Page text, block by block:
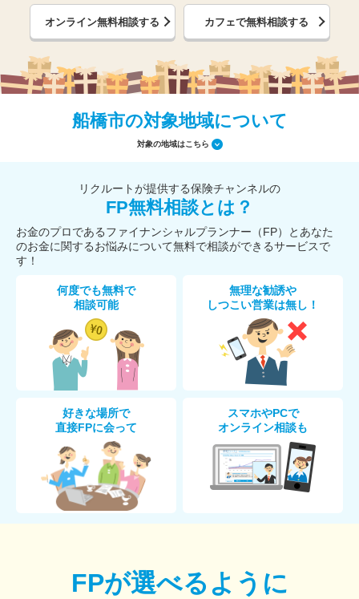
オンライン無料相談する カフェで無料相談する
船橋市の対象地域について
対象の地域はこちら
リクルートが提供する保険チャンネルの
FP無料相談とは？
お金のプロであるファイナンシャルプランナー（FP）とあなた
のお金に関するお悩みについて無料で相談ができるサービスで
す！
何度でも無料で
相談可能
無理な勧誘や
しつこい営業は無し！
好きな場所で
直接FPに会って
スマホやPCで
オンライン相談も
FPが選べるように